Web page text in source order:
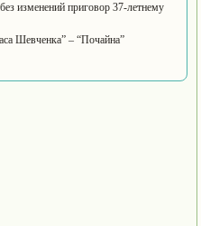
изменений приговор 37-летнему
Шевченка” – “Почайна”